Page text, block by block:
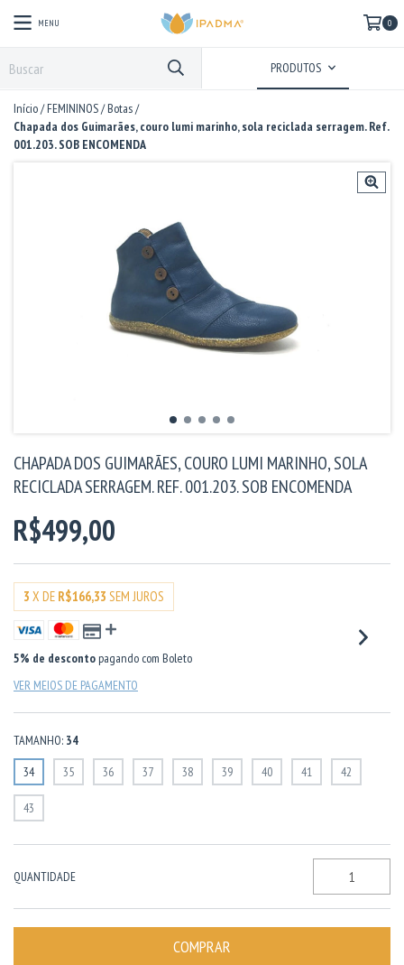
MENU 0
PRODUTOS
Início/FEMININOS/Botas/
Chapada dos Guimarães, couro lumi marinho, sola reciclada serragem. Ref.
001.203. SOB ENCOMENDA
CHAPADA DOS GUIMARÃES, COURO LUMI MARINHO, SOLA
RECICLADA SERRAGEM. REF. 001.203. SOB ENCOMENDA
R$499,00
3 X DE R$166,33 SEM JUROS
5% de descontopagando com Boleto
VER MEIOS DE PAGAMENTO
TAMANHO: 34
34
35 36 37 38 39 40 41 42
43
QUANTIDADE